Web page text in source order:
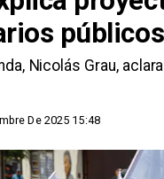
públicos
Nicolás Grau,
De 2025 15:48